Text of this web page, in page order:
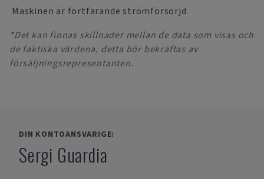
Maskinen är fortfarande strömförsörjd
*Det kan finnas skillnader mellan de data som visas och
de faktiska värdena, detta bör bekräftas av
försäljningsrepresentanten.
DIN KONTOANSVARIGE:
Sergi Guardia